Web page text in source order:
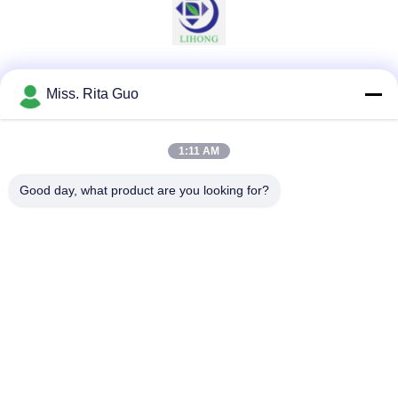
Miss. Rita Guo
1:11 AM
Good day, what product are you looking for?